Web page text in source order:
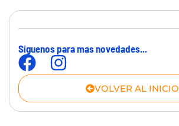
Síguenos para mas novedades...
VOLVER AL INICIO